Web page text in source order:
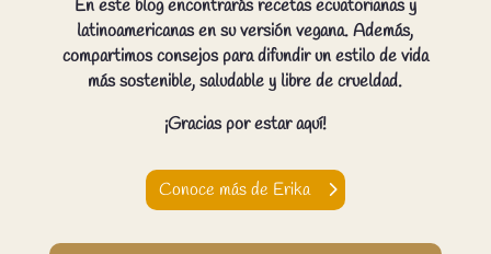
En este blog encontrarás recetas ecuatorianas y
latinoamericanas en su versión vegana. Además,
compartimos consejos para difundir un estilo de vida
más sostenible, saludable y libre de crueldad.
¡Gracias por estar aquí!
Conoce más de Erika